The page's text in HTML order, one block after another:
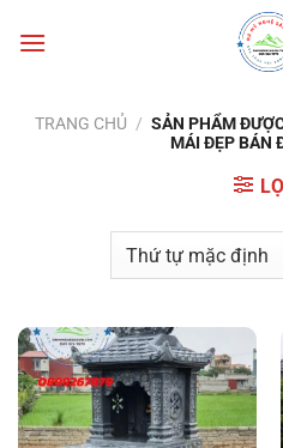
qua
TRANG CHỦ / SẢN PHẨM
MÁI ĐẸP BÁN